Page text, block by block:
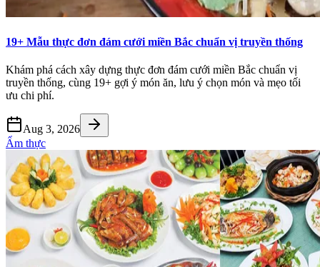
19+ Mẫu thực đơn đám cưới miền Bắc chuẩn vị truyền thống
Khám phá cách xây dựng thực đơn đám cưới miền Bắc chuẩn vị
truyền thống, cùng 19+ gợi ý món ăn, lưu ý chọn món và mẹo tối
ưu chi phí.
Aug 3, 2026
Ẩm thực